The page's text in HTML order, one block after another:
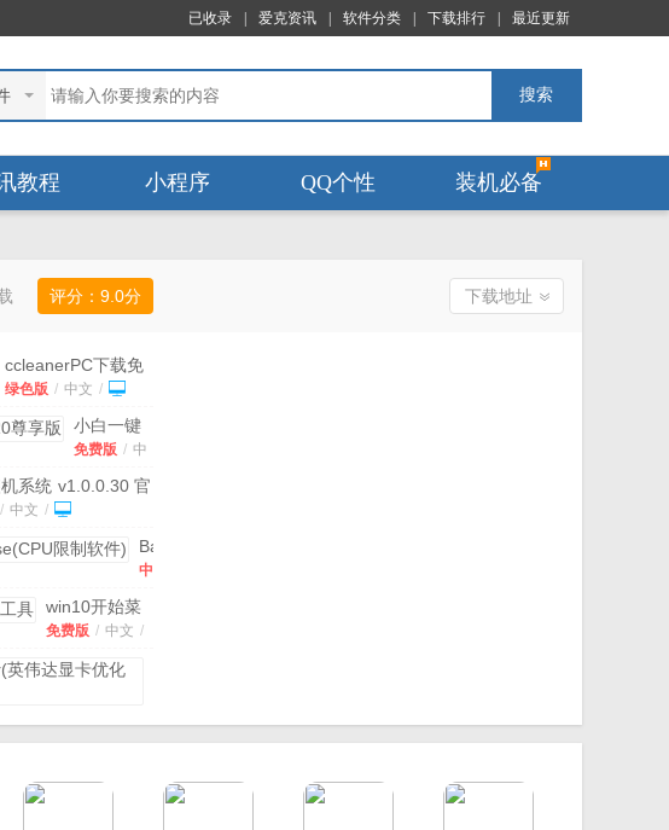
已收录 爱克资讯 软件分类 下载排行 最近更新
搜索
教程 小程序 QQ个性 装机必备
评分： 9.0分 下载地址
ccleanerPC下载免
费 v6.11.0.10435
绿色版 / 中文 /
小白一键
重装系统
版
免费版 / 中
系统 v1.0.0.30 官
/ 中文 /
Battle
Encoder
限
制
中
版
中
win10开始菜
单栏美化工具
免费版 / 中文 /
伟
达
卡
优
版 /
管家 v8.0.2.67 官
飞儿云CPU限速工
v1.0 绿色版